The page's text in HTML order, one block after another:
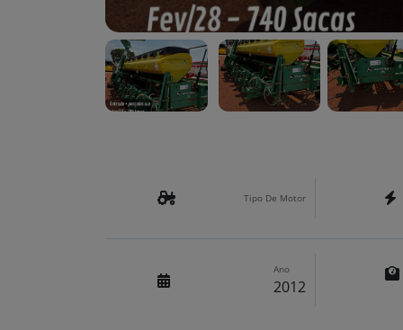
Tipo De Motor
Ano
2012